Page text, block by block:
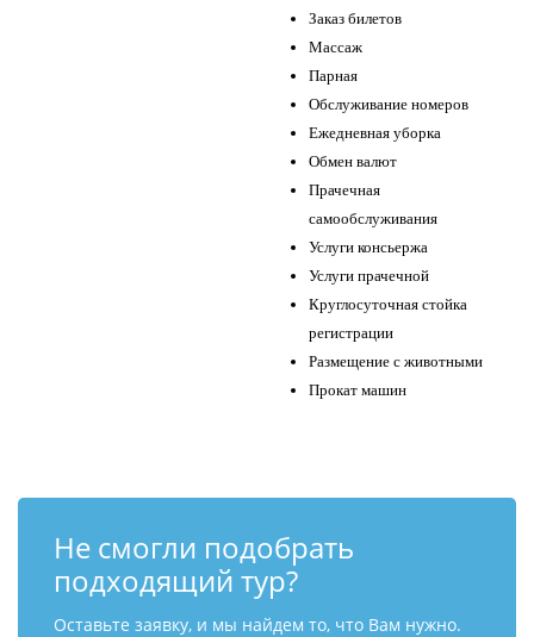
Заказ билетов
Массаж
Парная
Обслуживание номеров
Ежедневная уборка
Обмен валют
Прачечная
самообслуживания
Услуги консьержа
Услуги прачечной
Круглосуточная стойка
регистрации
Размещение с животными
Прокат машин
Не смогли подобрать
подходящий тур?
Оставьте заявку, и мы найдем то, что Вам нужно.